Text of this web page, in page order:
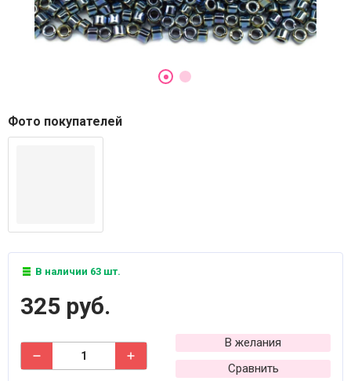
Фото покупателей
В наличии 63 шт.
325 руб.
В желания
Сравнить